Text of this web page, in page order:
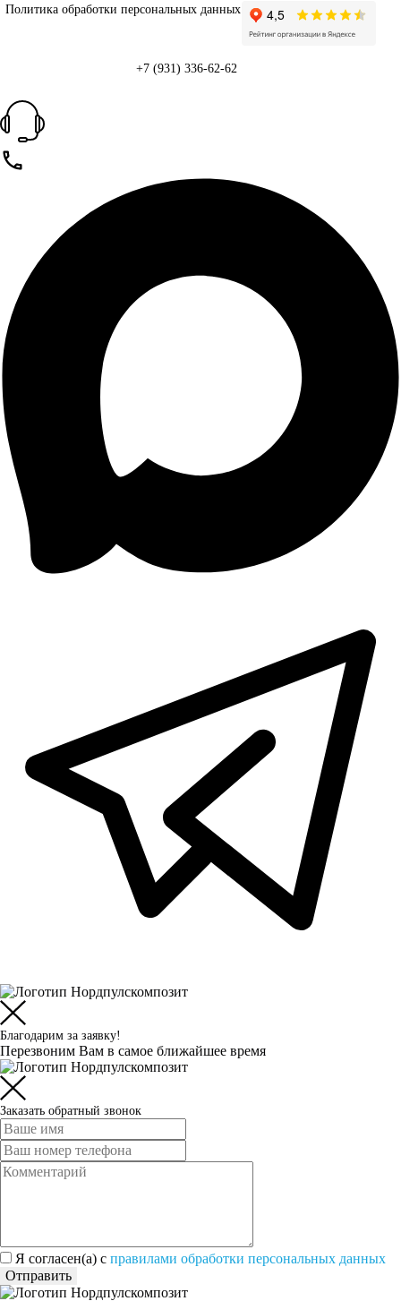
Политика обработки персональных данных
+7 (931) 336-62-62
Благодарим за заявку!
Перезвоним Вам в самое ближайшее время
Заказать обратный звонок
Я согласен(а) c правилами обработки персональных данных
Отправить